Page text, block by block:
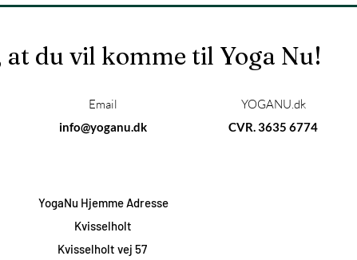
at du vil komme til Yoga Nu!
Email
info@yoganu.dk
YOGANU.dk
CVR. 3635 6774
YogaNu Hjemme Adresse
Kvisselholt
Kvisselholt vej 57